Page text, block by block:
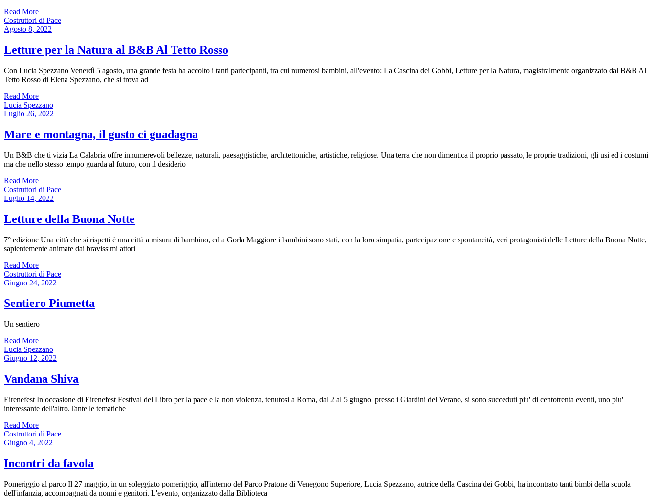
Read More
Costruttori di Pace
Agosto 8, 2022
Letture per la Natura al B&B Al Tetto Rosso
Con Lucia Spezzano Venerdì 5 agosto, una grande festa ha accolto i tanti partecipanti, tra cui numerosi bambini, all'evento: La Cascina dei Gobbi, Letture per la Natura, magistralmente organizzato dal B&B Al
Tetto Rosso di Elena Spezzano, che si trova ad
Read More
Lucia Spezzano
Luglio 26, 2022
Mare e montagna, il gusto ci guadagna
Un B&B che ti vizia La Calabria offre innumerevoli bellezze, naturali, paesaggistiche, architettoniche, artistiche, religiose. Una terra che non dimentica il proprio passato, le proprie tradizioni, gli usi ed i costumi
ma che nello stesso tempo guarda al futuro, con il desiderio
Read More
Costruttori di Pace
Luglio 14, 2022
Letture della Buona Notte
7° edizione Una città che si rispetti è una città a misura di bambino, ed a Gorla Maggiore i bambini sono stati, con la loro simpatia, partecipazione e spontaneità, veri protagonisti delle Letture della Buona Notte,
sapientemente animate dai bravissimi attori
Read More
Costruttori di Pace
Giugno 24, 2022
Sentiero Piumetta
Un sentiero
Read More
Lucia Spezzano
Giugno 12, 2022
Vandana Shiva
Eirenefest In occasione di Eirenefest Festival del Libro per la pace e la non violenza, tenutosi a Roma, dal 2 al 5 giugno, presso i Giardini del Verano, si sono succeduti piu' di centotrenta eventi, uno piu'
interessante dell'altro.Tante le tematiche
Read More
Costruttori di Pace
Giugno 4, 2022
Incontri da favola
Pomeriggio al parco Il 27 maggio, in un soleggiato pomeriggio, all'interno del Parco Pratone di Venegono Superiore, Lucia Spezzano, autrice della Cascina dei Gobbi, ha incontrato tanti bimbi della scuola
dell'infanzia, accompagnati da nonni e genitori. L'evento, organizzato dalla Biblioteca